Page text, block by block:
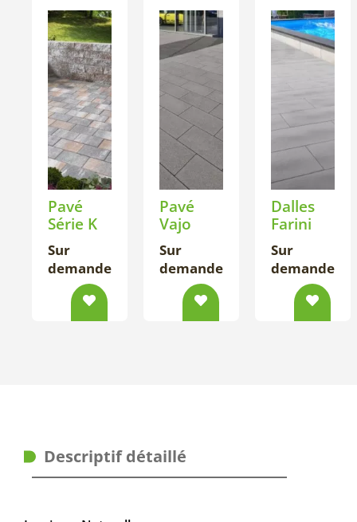
Pavé
Série K
Sur
demande
Pavé
Vajo
Sur
demande
Dalles
Farini
Sur
demande
Descriptif détaillé